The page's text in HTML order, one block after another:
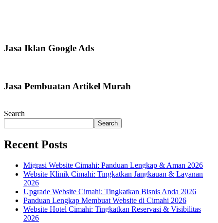
Jasa Iklan Google Ads
Jasa Pembuatan Artikel Murah
Search
Search
Recent Posts
Migrasi Website Cimahi: Panduan Lengkap & Aman 2026
Website Klinik Cimahi: Tingkatkan Jangkauan & Layanan
2026
Upgrade Website Cimahi: Tingkatkan Bisnis Anda 2026
Panduan Lengkap Membuat Website di Cimahi 2026
Website Hotel Cimahi: Tingkatkan Reservasi & Visibilitas
2026